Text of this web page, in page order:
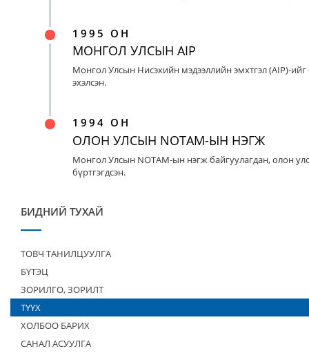
1995 ОН
МОНГОЛ УЛСЫН AIP
Монгол Улсын Нисэхийн мэдээллийн эмхтгэл (AIP)-
эхэлсэн.
1994 ОН
ОЛОН УЛСЫН NOTAM-ЫН НЭГЖ
Монгол Улсын NOTAM-ын нэгж байгуулагдан, олон
бүртгэгдсэн.
БИДНИЙ ТУХАЙ
ТОВЧ ТАНИЛЦУУЛГА
БҮТЭЦ
ЗОРИЛГО, ЗОРИЛТ
ТҮҮХ
ХОЛБОО БАРИХ
САНАЛ АСУУЛГА